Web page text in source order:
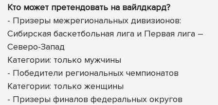
Кто может претендовать на вайлдкард?
- Призеры межрегиональных дивизионов:
Сибирская баскетбольная лига и Первая лига –
Северо-Запад
Категории: только мужчины
- Победители региональных чемпионатов
Категории: только женщины
- Призеры финалов федеральных округов